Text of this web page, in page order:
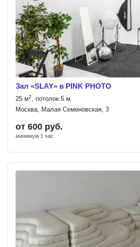
Зал «SLAY» в PINK PHOTO
25 м2, потолок 5 м
Москва, Малая Семеновская, 3
от 600 руб.
минимум 1 час